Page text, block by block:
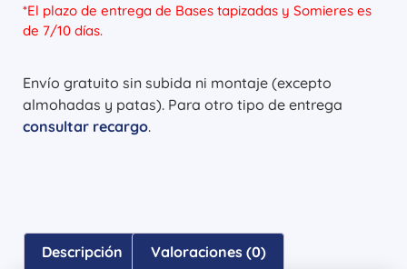
*El plazo de entrega de Bases tapizadas y Somieres es
de 7/10 días.
Envío gratuito sin subida ni montaje (excepto
almohadas y patas). Para otro tipo de entrega
consultar recargo.
Descripción Valoraciones (0)